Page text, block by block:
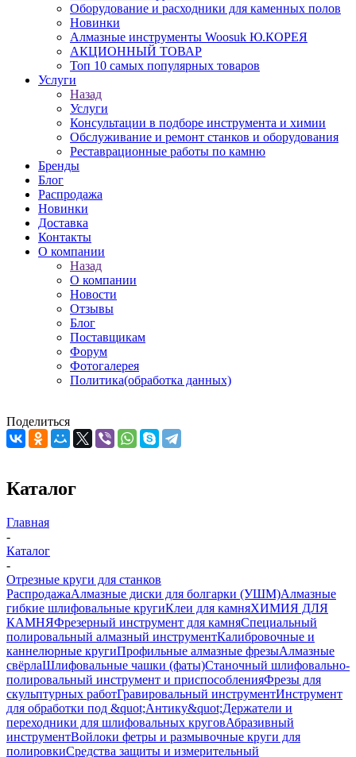
Оборудование и расходники для каменных полов
Новинки
Алмазные инструменты Woosuk Ю.КОРЕЯ
АКЦИОННЫЙ ТОВАР
Топ 10 самых популярных товаров
Услуги
Назад
Услуги
Консультации в подборе инструмента и химии
Обслуживание и ремонт станков и оборудования
Реставрационные работы по камню
Бренды
Блог
Распродажа
Новинки
Доставка
Контакты
О компании
Назад
О компании
Новости
Отзывы
Блог
Поставщикам
Форум
Фотогалерея
Политика(обработка данных)
Поделиться
Каталог
Главная
-
Каталог
-
Отрезные круги для станков
РаспродажаАлмазные диски для болгарки (УШМ)Алмазные
гибкие шлифовальные кругиКлеи для камняХИМИЯ ДЛЯ
КАМНЯФрезерный инструмент для камняСпециальный
полировальный алмазный инструментКалибровочные и
каннелюрные кругиПрофильные алмазные фрезыАлмазные
свёрлаШлифовальные чашки (фаты)Станочный шлифовально-
полировальный инструмент и приспособленияФрезы для
скульптурных работГравировальный инструментИнструмент
для обработки под &quot;Антику&quot;Держатели и
переходники для шлифовальных круговАбразивный
инструментВойлоки фетры и размывочные круги для
полировкиСредства защиты и измерительный